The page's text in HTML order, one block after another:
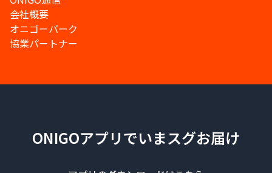
会社概要
オニゴーパーク
協業パートナー
ONIGOアプリでいまスグお届け